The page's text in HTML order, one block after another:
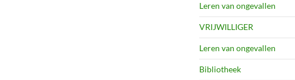
Leren van ongevallen
VRIJWILLIGER
Leren van ongevallen
Bibliotheek